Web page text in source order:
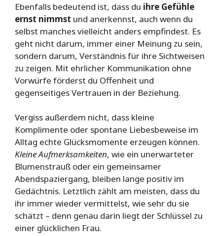
Ebenfalls bedeutend ist, dass du ihre Gefühle
ernst nimmst und anerkennst, auch wenn du
selbst manches vielleicht anders empfindest. Es
geht nicht darum, immer einer Meinung zu sein,
sondern darum, Verständnis für ihre Sichtweisen
zu zeigen. Mit ehrlicher Kommunikation ohne
Vorwürfe förderst du Offenheit und
gegenseitiges Vertrauen in der Beziehung.
Vergiss außerdem nicht, dass kleine
Komplimente oder spontane Liebesbeweise im
Alltag echte Glücksmomente erzeugen können.
Kleine Aufmerksamkeiten, wie ein unerwarteter
Blumenstrauß oder ein gemeinsamer
Abendspaziergang, bleiben lange positiv im
Gedächtnis. Letztlich zählt am meisten, dass du
ihr immer wieder vermittelst, wie sehr du sie
schätzt – denn genau darin liegt der Schlüssel zu
einer glücklichen Frau.